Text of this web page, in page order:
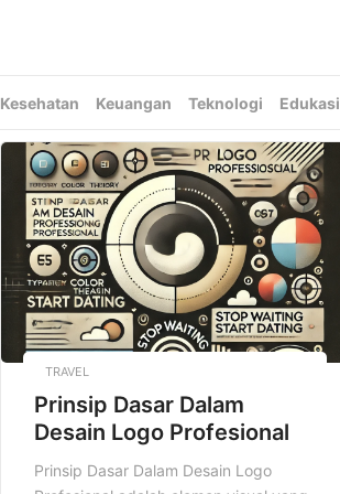
Kesehatan Keuangan Teknologi Edukasi
TRAVEL
Prinsip Dasar Dalam
Desain Logo Profesional
Prinsip Dasar Dalam Desain Logo